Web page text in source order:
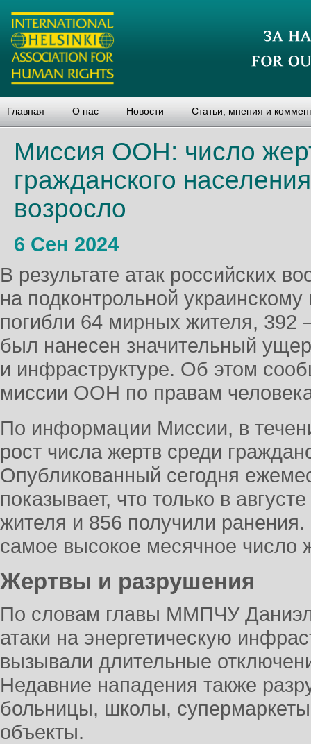
Главная О нас Новости Статьи, мнения и
Миссия ООН: число
гражданского
возросло
6 Сен 2024
В результате атак российских
на подконтрольной украинскому
погибли 64 мирных жителя, 392
был нанесен значительный
и инфраструктуре. Об этом
миссии ООН по правам
По информации Миссии, в
рост числа жертв среди
Опубликованный сегодня
показывает, что только в
жителя и 856 получили
самое высокое месячное число
Жертвы и разрушения
По словам главы ММПЧУ
атаки на энергетическую
вызывали длительные
Недавние нападения также
больницы, школы,
объекты.